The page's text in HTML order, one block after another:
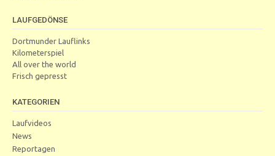
LAUFGEDÖNSE
Dortmunder Lauflinks
Kilometerspiel
All over the world
Frisch gepresst
KATEGORIEN
Laufvideos
News
Reportagen